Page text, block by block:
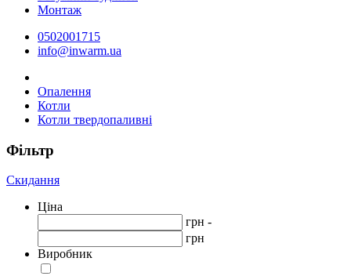
Монтаж
0502001715
info@inwarm.ua
Опалення
Котли
Котли твердопаливні
Фільтр
Скидання
Ціна
грн -
грн
Виробник